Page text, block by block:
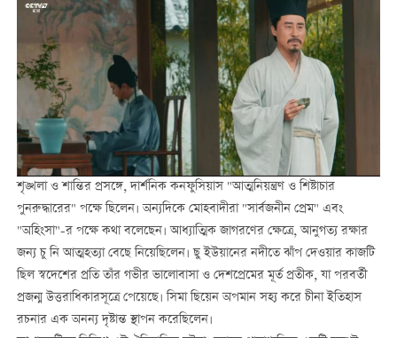
শৃঙ্খলা ও শান্তির প্রসঙ্গে, দার্শনিক কনফুসিয়াস "আত্মনিয়ন্ত্রণ ও শিষ্টাচার
পুনরুদ্ধারের" পক্ষে ছিলেন। অন্যদিকে মোহবাদীরা "সার্বজনীন প্রেম" এবং
"অহিংসা"-র পক্ষে কথা বলেছেন। আধ্যাত্মিক জাগরণের ক্ষেত্রে, আনুগত্য রক্ষার
জন্য চু নি আত্মহত্যা বেছে নিয়েছিলেন। ছু ইউয়ানের নদীতে ঝাঁপ দেওয়ার কাজটি
ছিল স্বদেশের প্রতি তাঁর গভীর ভালোবাসা ও দেশপ্রেমের মূর্ত প্রতীক, যা পরবর্তী
প্রজন্ম উত্তরাধিকারসূত্রে পেয়েছে। সিমা ছিয়েন অপমান সহ্য করে চীনা ইতিহাস
রচনার এক অনন্য দৃষ্টান্ত স্থাপন করেছিলেন।